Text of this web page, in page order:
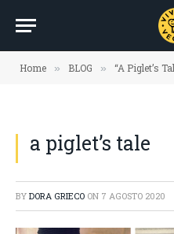
Home » BLOG » “A Piglet’s Tale”, in
a piglet’s tale
BY DORA GRIECO ON 7 AGOSTO 2020